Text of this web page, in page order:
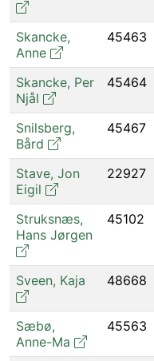
Skancke,
Anne
45463
Skancke, Per
Njål
45464
Snilsberg,
Bård
45467
Stave, Jon
Eigil
22927
Struksnæs,
Hans Jørgen
45102
Sveen, Kaja 48668
Sæbø,
Anne-Ma
45563